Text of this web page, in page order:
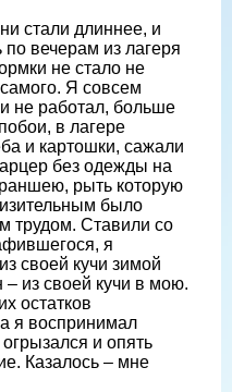
стали длиннее, и
вечерам из лагеря
не стало не
Я совсем
не работал, больше
в лагере
и картошки, сажали
без одежды на
рыть которую
было
трудом. Ставили со
я
своей кучи зимой
– из своей кучи в мою.
остатков
я воспринимал
и опять
Казалось – мне